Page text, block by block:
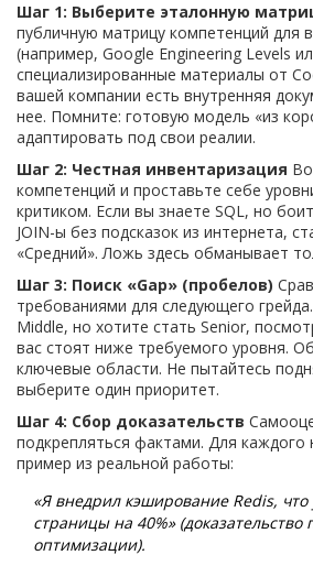
Шаг 1: Выберите эталонную
публичную матрицу компетенций для
(например, Google Engineering Levels
специализированные материалы от
вашей компании есть внутренняя
нее. Помните: готовую модель «из
адаптировать под свои реалии.
Шаг 2: Честная инвентаризация
компетенций и проставьте себе
критиком. Если вы знаете SQL, но
JOIN-ы без подсказок из интернета,
«Средний». Ложь здесь обманывает
Шаг 3: Поиск «Gap» (пробелов)
требованиями для следующего
Middle, но хотите стать Senior,
вас стоят ниже требуемого уровня.
ключевые области. Не пытайтесь
выберите один приоритет.
Шаг 4: Сбор доказательств
подкрепляться фактами. Для каждого
пример из реальной работы:
«Я внедрил кэширование Redis, что
страницы на 40%» (доказательство
оптимизации).